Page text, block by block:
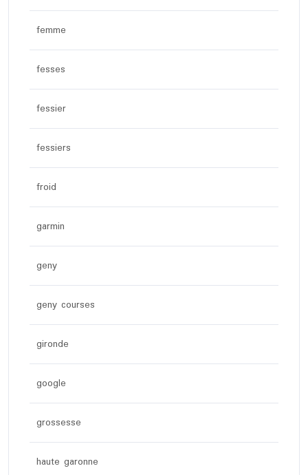
femme
fesses
fessier
fessiers
froid
garmin
geny
geny courses
gironde
google
grossesse
haute garonne